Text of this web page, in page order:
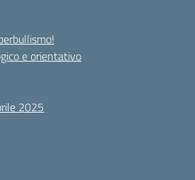
e orientativo
2025